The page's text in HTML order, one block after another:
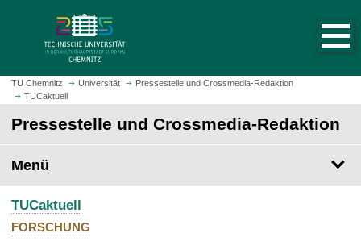
m
H
t
s
i
e
a
u
f
r
TU Chemnitz Universität
Pressestelle und Crossmedia-Redaktion
TUCaktuell
Pressestelle und Crossmedia-Redaktion
Menü
TUCaktuell
FORSCHUNG